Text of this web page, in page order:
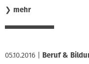
❯ mehr
05.10.2016 Beruf &